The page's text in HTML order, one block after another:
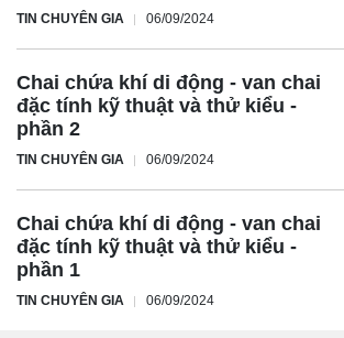
TIN CHUYÊN GIA 06/09/2024
Chai chứa khí di động - van chai
đặc tính kỹ thuật và thử kiểu -
phần 2
TIN CHUYÊN GIA 06/09/2024
Chai chứa khí di động - van chai
đặc tính kỹ thuật và thử kiểu -
phần 1
TIN CHUYÊN GIA 06/09/2024